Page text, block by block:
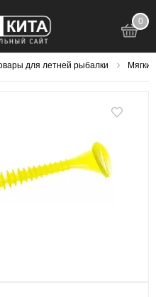
0
для летней рыбалки